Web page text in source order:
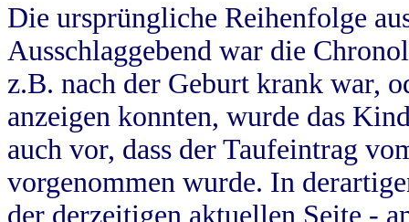
Die ursprüngliche Reihenfolge
Ausschlaggebend war die
z.B. nach der Geburt krank war,
anzeigen konnten, wurde das
auch vor, dass der Taufeintrag
vorgenommen wurde. In
der derzeitigen aktuellen Seite -